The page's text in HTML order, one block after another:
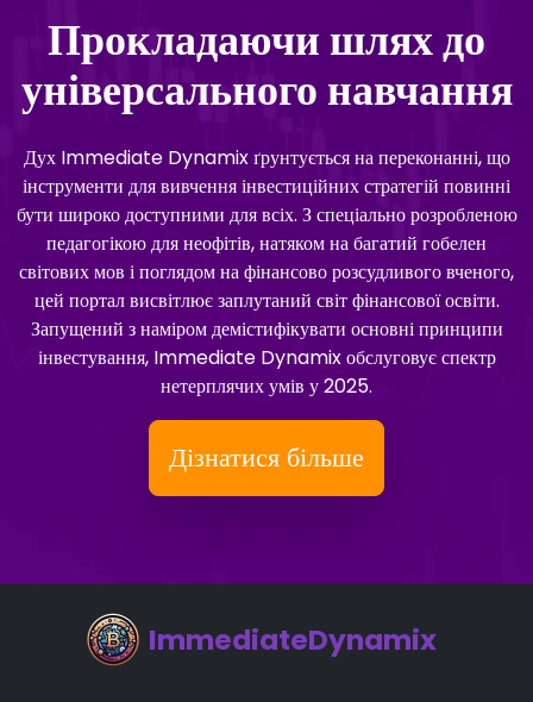
Прокладаючи шлях до
універсального навчання
Дух Immediate Dynamix ґрунтується на переконанні, що
інструменти для вивчення інвестиційних стратегій повинні
бути широко доступними для всіх. З спеціально розробленою
педагогікою для неофітів, натяком на багатий гобелен
світових мов і поглядом на фінансово розсудливого вченого,
цей портал висвітлює заплутаний світ фінансової освіти.
Запущений з наміром демістифікувати основні принципи
інвестування, Immediate Dynamix обслуговує спектр
нетерплячих умів у 2025.
Дізнатися більше
ImmediateDynamix